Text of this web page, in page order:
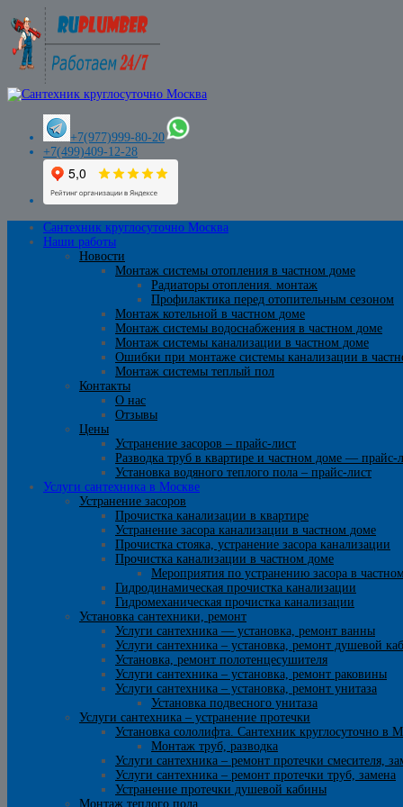
+7(977)999-80-20
+7(499)409-12-28
Сантехник круглосуточно Москва
Наши работы
Новости
Монтаж системы отопления в частном доме
Радиаторы отопления. монтаж
Профилактика перед отопительным сезоном
Монтаж котельной в частном доме
Монтаж системы водоснабжения в частном доме
Монтаж системы канализации в частном доме
Ошибки при монтаже системы канализации в
Монтаж системы теплый пол
Контакты
О нас
Отзывы
Цены
Устранение засоров – прайс-лист
Разводка труб в квартире и частном доме — прайс-
Установка водяного теплого пола – прайс-лист
Услуги сантехника в Москве
Устранение засоров
Прочистка канализации в квартире
Устранение засора канализации в частном доме
Прочистка стояка, устранение засора канализации
Прочистка канализации в частном доме
Мероприятия по устранению засора в
Гидродинамическая прочистка канализации
Гидромеханическая прочистка канализации
Установка сантехники, ремонт
Услуги сантехника — установка, ремонт ванны
Услуги сантехника – установка, ремонт душевой
Установка, ремонт полотенцесушителя
Услуги сантехника – установка, ремонт раковины
Услуги сантехника – установка, ремонт унитаза
Установка подвесного унитаза
Услуги сантехника – устранение протечки
Установка сололифта. Сантехник круглосуточно в
Монтаж труб, разводка
Услуги сантехника – ремонт протечки смесителя,
Услуги сантехника – ремонт протечки труб, замена
Устранение протечки душевой кабины
Монтаж теплого пола